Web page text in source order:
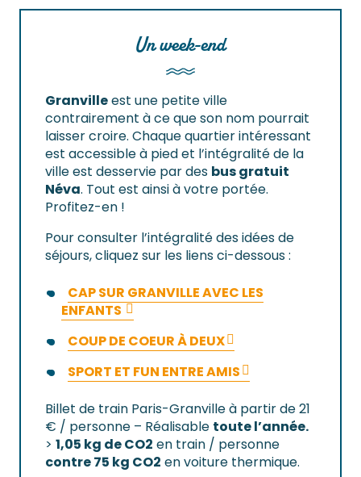
Un week-end
Granvilleest une petite ville
contrairement à ce que son nom pourrait
laisser croire. Chaque quartier intéressant
est accessible à pied et l’intégralité de la
ville est desservie par des bus gratuit
Néva. Tout est ainsi à votre portée.
Profitez-en !
Pour consulter l’intégralité des idées de
séjours, cliquez sur les liens ci-dessous :
CAP SUR GRANVILLE AVEC LES
ENFANTS
COUP DE COEUR À DEUX
SPORT ET FUN ENTRE AMIS
Billet de train Paris-Granville à partir de 21
€ / personne – Réalisable toute l’année.
> 1,05 kg de CO2 en train / personne
contre 75 kg CO2 en voiture thermique.